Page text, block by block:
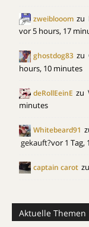
zweiblooom zu
vor 5 hours, 17
ghostdog83 zu
hours, 10 minutes
deRollEeinE zu
minutes
Whitebeard91
gekauft?vor 1 Tag,
captain carot zu
Aktuelle Themen